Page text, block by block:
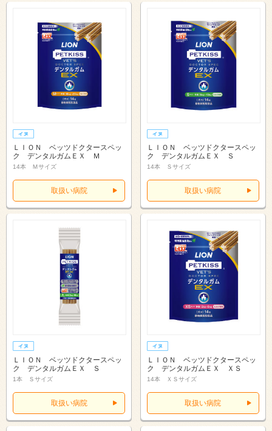
ＬＩＯＮ ベッツドクタースペッ
ク デンタルガムＥＸ Ｍ
14本 Ｍサイズ
取扱い病院
ＬＩＯＮ ベッツドクタースペッ
ク デンタルガムＥＸ Ｓ
14本 Ｓサイズ
取扱い病院
ＬＩＯＮ ベッツドクタースペッ
ク デンタルガムＥＸ Ｓ
1本 Ｓサイズ
取扱い病院
ＬＩＯＮ ベッツドクタースペッ
ク デンタルガムＥＸ ＸＳ
14本 ＸＳサイズ
取扱い病院